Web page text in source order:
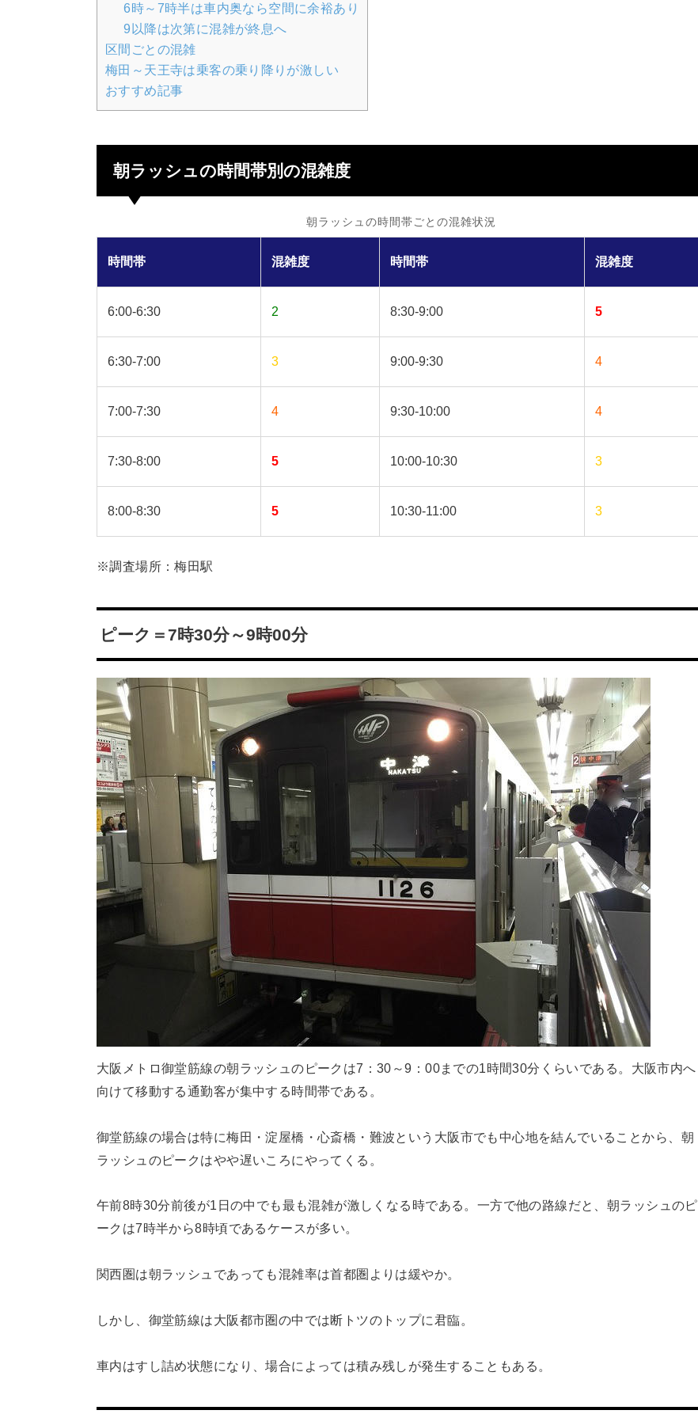
6時～7時半は車内奥なら空間に余裕あり
9以降は次第に混雑が終息へ
区間ごとの混雑
梅田～天王寺は乗客の乗り降りが激しい
おすすめ記事
朝ラッシュの時間帯別の混雑度
朝ラッシュの時間帯ごとの混雑状況
時間帯 混雑度 時間帯 混雑度
6:00-6:30 2 8:30-9:00 5
6:30-7:00 3 9:00-9:30 4
7:00-7:30 4 9:30-10:00 4
7:30-8:00 5 10:00-10:30 3
8:00-8:30 5 10:30-11:00 3
※調査場所：梅田駅
ピーク＝7時30分～9時00分
大阪メトロ御堂筋線の朝ラッシュのピークは7：30～9：00までの1時間30分くらいである。大阪市内へ
向けて移動する通勤客が集中する時間帯である。
御堂筋線の場合は特に梅田・淀屋橋・心斎橋・難波という大阪市でも中心地を結んでいることから、朝
ラッシュのピークはやや遅いころにやってくる。
午前8時30分前後が1日の中でも最も混雑が激しくなる時である。一方で他の路線だと、朝ラッシュのピ
ークは7時半から8時頃であるケースが多い。
関西圏は朝ラッシュであっても混雑率は首都圏よりは緩やか。
しかし、御堂筋線は大阪都市圏の中では断トツのトップに君臨。
車内はすし詰め状態になり、場合によっては積み残しが発生することもある。